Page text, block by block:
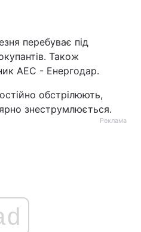
перебуває під
Також
АЕС - Енергодар.
обстрілюють,
знеструмлюється.
Реклама